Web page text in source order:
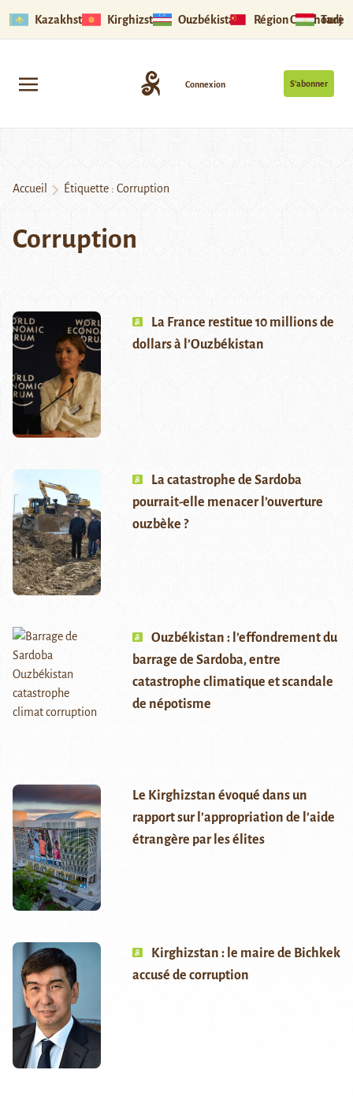
Kazakhstan Kirghizstan Ouzbékistan Région Ouïghoure
S’abonner
Connexion
Accueil Étiquette : Corruption
Corruption
La France restitue 10 millions de
dollars à l’Ouzbékistan
La catastrophe de Sardoba
pourrait-elle menacer l’ouverture
ouzbèke ?
Ouzbékistan : l’effondrement du
barrage de Sardoba, entre
catastrophe climatique et scandale
de népotisme
Le Kirghizstan évoqué dans un
rapport sur l’appropriation de l’aide
étrangère par les élites
Kirghizstan : le maire de Bichkek
accusé de corruption